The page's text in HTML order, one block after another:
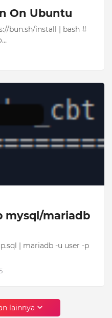
On Ubuntu
bun.sh/install | bash #
mysql/mariadb
| mariadb -u user -p
lainnya